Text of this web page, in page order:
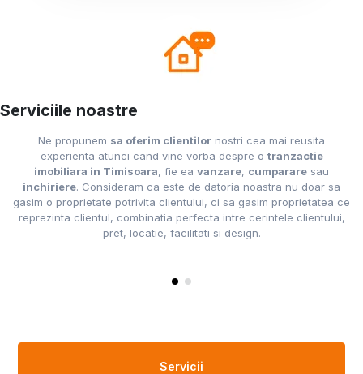
Serviciile noastre
Ne propunem sa oferim clientilor nostri cea mai reusita
experienta atunci cand vine vorba despre o tranzactie
imobiliara in Timisoara, fie ea vanzare, cumparare sau
inchiriere. Consideram ca este de datoria noastra nu doar sa
gasim o proprietate potrivita clientului, ci sa gasim proprietatea ce
reprezinta clientul, combinatia perfecta intre cerintele clientului,
pret, locatie, facilitati si design.
Previous Next
Servicii